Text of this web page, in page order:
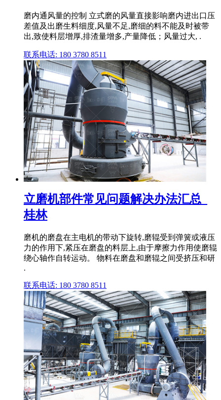
磨内通风量的控制 立式磨的风量直接影响磨内进出口压
差值及出磨生料细度,风量不足,磨细的料不能及时被带
出,致使料层增厚,排渣量增多,产量降低；风量过大, .
联系电话: 180 3780 8511
立磨机部件常见问题解决办法汇总_
桂林
磨机的磨盘在主电机的带动下旋转,磨辊受到弹簧或液压
力的作用下,紧压在磨盘的料层上,由于摩擦力作用使磨辊
绕心轴作自转运动。 物料在磨盘和磨辊之间受挤压和研
.
联系电话: 180 3780 8511